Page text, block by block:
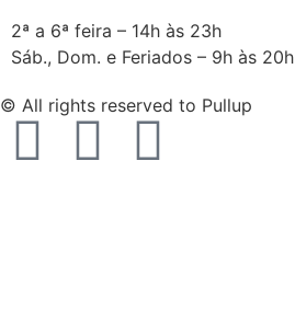
2ª a 6ª feira – 14h às 23h
Sáb., Dom. e Feriados – 9h às 20h
© All rights reserved to Pullup